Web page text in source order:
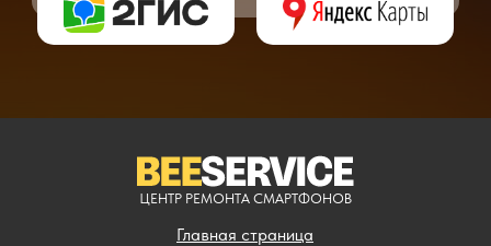
Главная страница
ЦЕНТР РЕМОНТА СМАРТФОНОВ